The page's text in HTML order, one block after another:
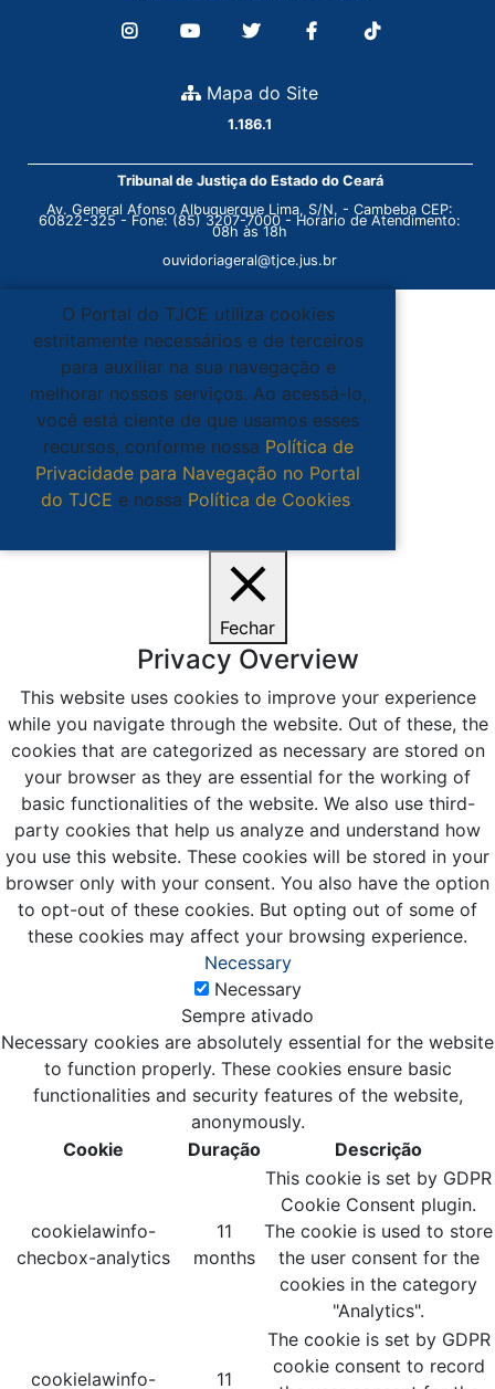
Mapa do Site
1.186.1
Tribunal de Justiça do Estado do Ceará
Av. General Afonso Albuquerque Lima, S/N. - Cambeba CEP:
60822-325 - Fone: (85) 3207-7000 - Horário de Atendimento:
08h às 18h
ouvidoriageral@tjce.jus.br
O Portal do TJCE utiliza cookies
estritamente necessários e de terceiros
para auxiliar na sua navegação e
melhorar nossos serviços. Ao acessá-lo,
você está ciente de que usamos esses
recursos, conforme nossa Política de
Privacidade para Navegação no Portal
do TJCE e nossa Política de Cookies.
Fechar
Privacy Overview
This website uses cookies to improve your experience
while you navigate through the website. Out of these, the
cookies that are categorized as necessary are stored on
your browser as they are essential for the working of
basic functionalities of the website. We also use third-
party cookies that help us analyze and understand how
you use this website. These cookies will be stored in your
browser only with your consent. You also have the option
to opt-out of these cookies. But opting out of some of
these cookies may affect your browsing experience.
Necessary
Necessary
Sempre ativado
Necessary cookies are absolutely essential for the website
to function properly. These cookies ensure basic
functionalities and security features of the website,
anonymously.
Cookie
Duração Descrição
cookielawinfo-
checbox-analytics
11
months
This cookie is set by GDPR
Cookie Consent plugin.
The cookie is used to store
the user consent for the
cookies in the category
"Analytics".
cookielawinfo-
11
The cookie is set by GDPR
cookie consent to record